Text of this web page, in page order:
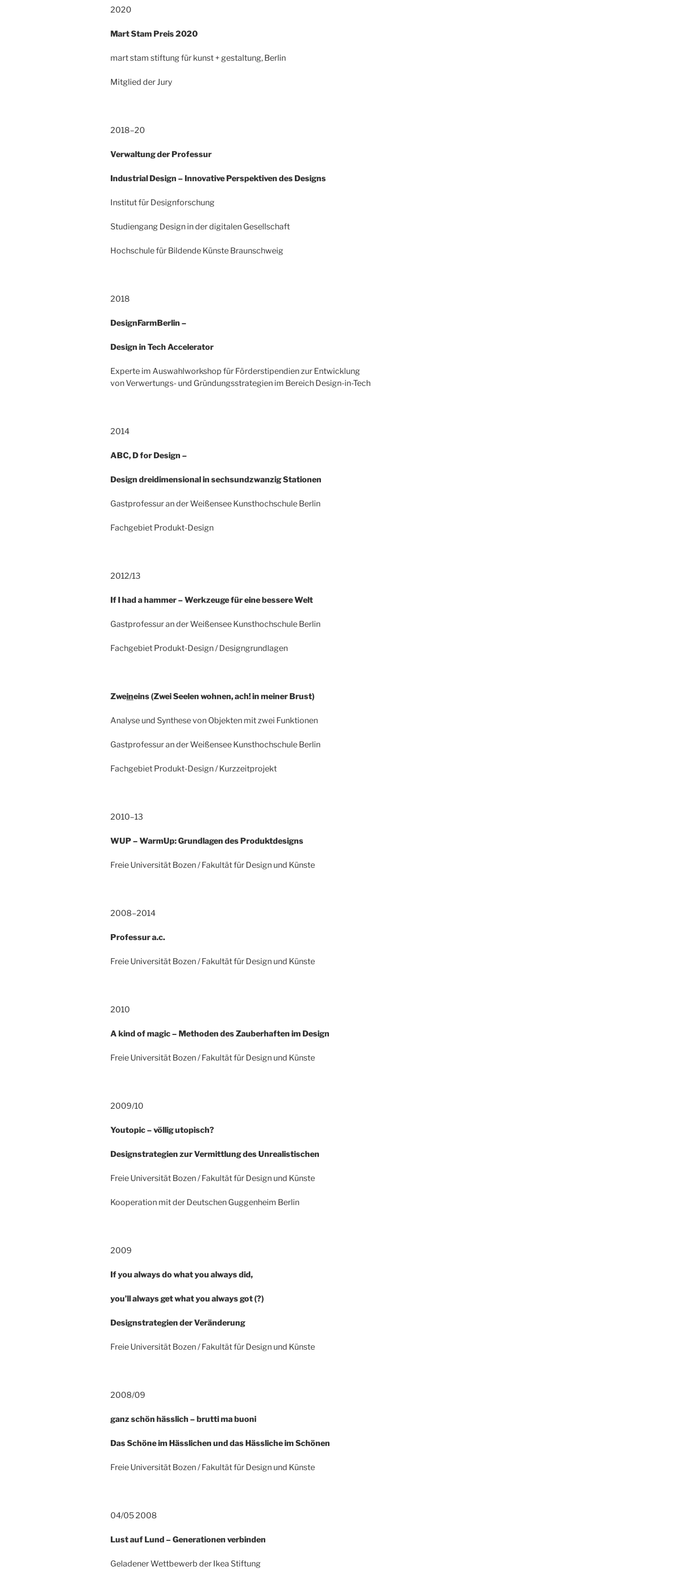
2020
Mart Stam Preis 2020
mart stam stiftung für kunst + gestaltung, Berlin
Mitglied der Jury
2018–20
Verwaltung der Professur
Industrial Design – Innovative Perspektiven des Designs
Institut für Designforschung
Studiengang Design in der digitalen Gesellschaft
Hochschule für Bildende Künste Braunschweig
2018
DesignFarmBerlin –
Design in Tech Accelerator
Experte im Auswahlworkshop für Förderstipendien zur Entwicklung
von Verwertungs- und Gründungsstrategien im Bereich Design-in-Tech
2014
ABC, D for Design –
Design dreidimensional in sechsundzwanzig Stationen
Gastprofessur an der Weißensee Kunsthochschule Berlin
Fachgebiet Produkt-Design
2012/13
If I had a hammer – Werkzeuge für eine bessere Welt
Gastprofessur an der Weißensee Kunsthochschule Berlin
Fachgebiet Produkt-Design / Designgrundlagen
Zweineins (Zwei Seelen wohnen, ach! in meiner Brust)
Analyse und Synthese von Objekten mit zwei Funktionen
Gastprofessur an der Weißensee Kunsthochschule Berlin
Fachgebiet Produkt-Design / Kurzzeitprojekt
2010–13
WUP – WarmUp: Grundlagen des Produktdesigns
Freie Universität Bozen / Fakultät für Design und Künste
2008–2014
Professur a.c.
Freie Universität Bozen / Fakultät für Design und Künste
2010
A kind of magic – Methoden des Zauberhaften im Design
Freie Universität Bozen / Fakultät für Design und Künste
2009/10
Youtopic – völlig utopisch?
Designstrategien zur Vermittlung des Unrealistischen
Freie Universität Bozen / Fakultät für Design und Künste
Kooperation mit der Deutschen Guggenheim Berlin
2009
If you always do what you always did,
you’ll always get what you always got (?)
Designstrategien der Veränderung
Freie Universität Bozen / Fakultät für Design und Künste
2008/09
ganz schön hässlich – brutti ma buoni
Das Schöne im Hässlichen und das Hässliche im Schönen
Freie Universität Bozen / Fakultät für Design und Künste
04/05 2008
Lust auf Lund – Generationen verbinden
Geladener Wettbewerb der Ikea Stiftung